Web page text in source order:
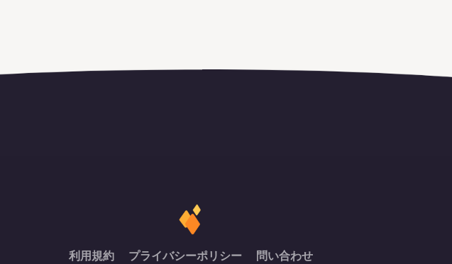
利用規約 プライバシーポリシー 問い合わせ